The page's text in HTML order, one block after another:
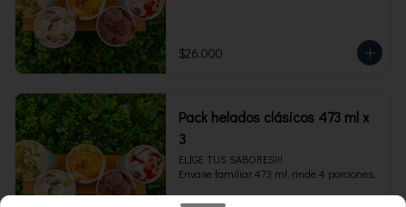
$26.000
Pack helados clásicos 473 ml x
3
ELIGE TUS SABORES!!!
Envase familiar 473 ml, rinde 4 porciones.